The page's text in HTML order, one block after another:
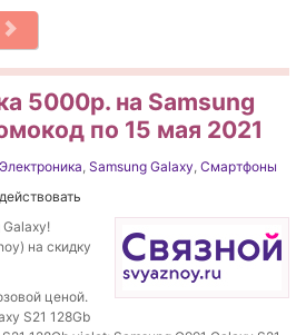
5000р. на Samsung
по 15 мая 2021
Электроника, Samsung Galaxy, Смартфоны
на скидку
ценой.
S21 128Gb